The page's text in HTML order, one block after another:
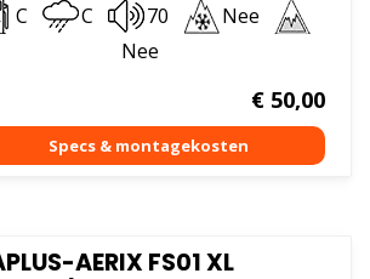
C C 70
Nee
Nee
€50,00
AERIX FS01 XL